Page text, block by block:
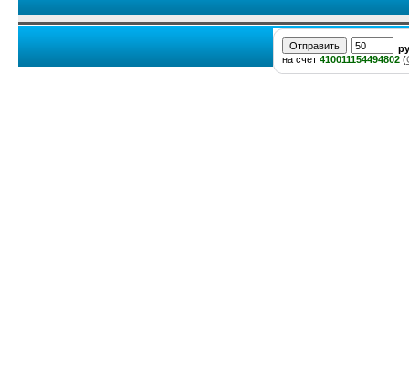
на счет 410011154494802 (